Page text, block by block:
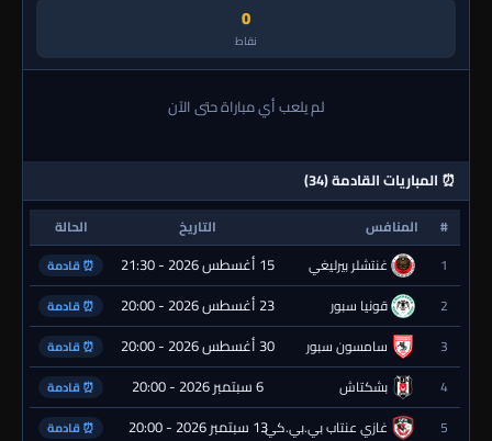
0
نقاط
لم يلعب أي مباراة حتى الآن
⏰ المباريات القادمة (34)
# المنافس التاريخ
الحالة
1
غنتشلر بيرليغي 15 أغسطس 2026 - 21:30 ⏰ قادمة
2 قونيا سبور 23 أغسطس 2026 - 20:00 ⏰ قادمة
3 سامسون سبور 30 أغسطس 2026 - 20:00 ⏰ قادمة
4 بشكتاش 6 سبتمبر 2026 - 20:00 ⏰ قادمة
5 غازي عنتاب بي.بي.كي.13 سبتمبر 2026 - 20:00 ⏰ قادمة